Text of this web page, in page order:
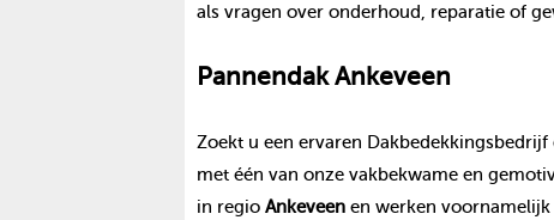
als vragen over onderhoud, reparatie of
PannendakAnkeveen
Zoekt u een ervaren Dakbedekkingsbedrijf
met één van onze vakbekwame en
in regio Ankeveenen werken voornamelijk